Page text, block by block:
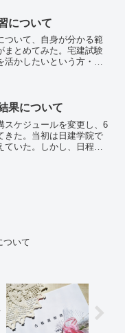
について
ついて、自身が分かる範
まとめてみた。宅建試験
かしたいという方・こ
試験に合格し...
果について
スケジュールを変更し、6
きた。当初は日建学院で
いた。しかし、日程が
ついて